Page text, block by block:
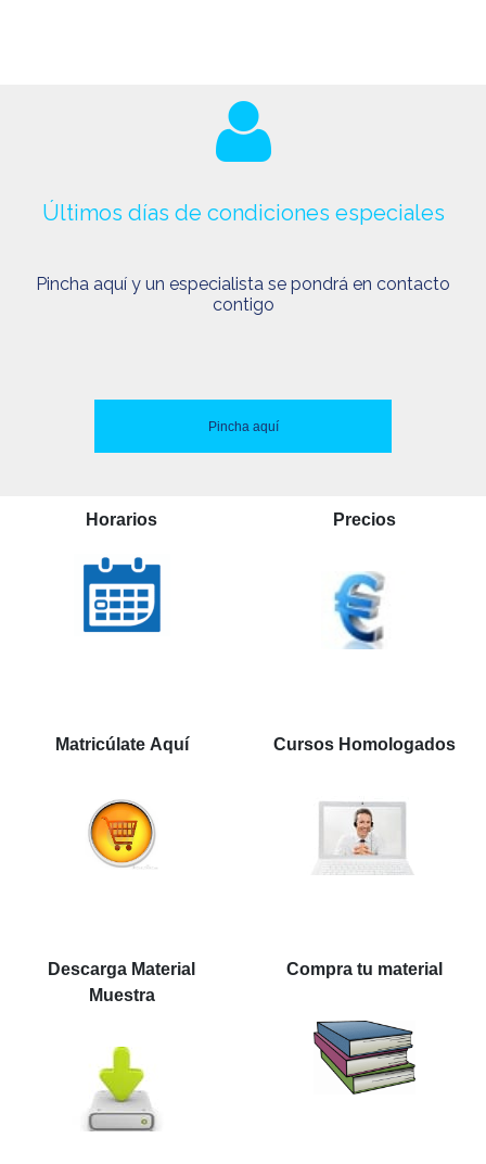
Últimos días de condiciones especiales
Pincha aquí y un especialista se pondrá en contacto
contigo
Pincha aquí
Horarios Precios
Matricúlate Aquí Cursos Homologados
Descarga Material
Muestra
Compra tu material